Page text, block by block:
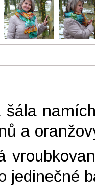
šála
a
jedinečné